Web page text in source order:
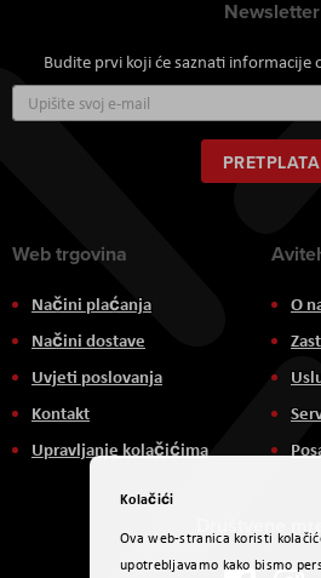
Newsletter
Budite prvi koji će saznati
se
za
naš
PRETPLATA
Web trgovina
Načini plaćanja
Načini dostave
Uvjeti poslovanja
Kontakt
Upravljanje kolačićima
O
Društvene
Kolačići
Ova web-stranica koristi
upotrebljavamo kako bismo